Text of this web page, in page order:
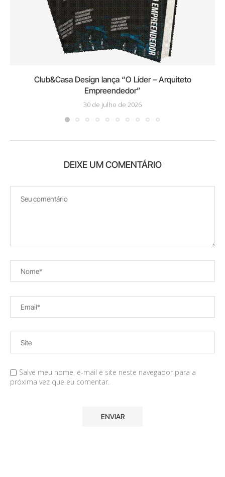
Club&Casa Design lança “O Líder – Arquiteto
Empreendedor”
30 de julho de 2026
DEIXE UM COMENTÁRIO
Salve meu nome, e-mail e site neste navegador para a
próxima vez que eu comentar.